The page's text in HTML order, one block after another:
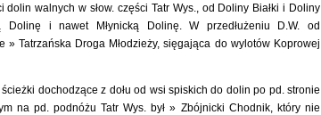
walnych w słow. części Tatr Wys., od Doliny Białki i Doliny
Dolinę i nawet Młynicką Dolinę. W przedłużeniu D.W. od
Tatrzańska Droga Młodzieży, sięgająca do wylotów Koprowej
dochodzące z dołu od wsi spiskich do dolin po pd. stronie
na pd. podnóżu Tatr Wys. był » Zbójnicki Chodnik, który nie